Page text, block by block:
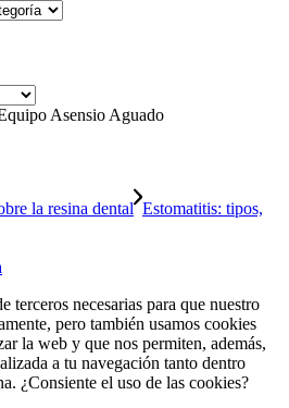
Asensio Aguado
la resina dental Estomatitis: tipos,
terceros necesarias para que nuestro
pero también usamos cookies
la web y que nos permiten, además,
a tu navegación tanto dentro
¿Consiente el uso de las cookies?